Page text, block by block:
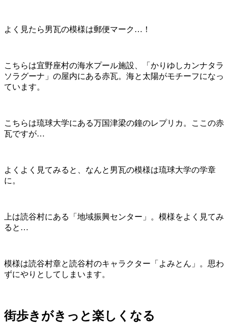
よく見たら男瓦の模様は郵便マーク…！
こちらは宜野座村の海水プール施設、「かりゆしカンナタラ
ソラグーナ」の屋内にある赤瓦。海と太陽がモチーフになっ
ています。
こちらは琉球大学にある万国津梁の鐘のレプリカ。ここの赤
瓦ですが…
よくよく見てみると、なんと男瓦の模様は琉球大学の学章
に。
上は読谷村にある「地域振興センター」。模様をよく見てみ
ると…
模様は読谷村章と読谷村のキャラクター「よみとん」。思わ
ずにやりとしてしまいます。
街歩きがきっと楽しくなる